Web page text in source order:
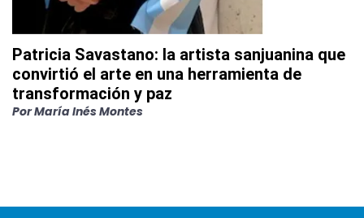
Patricia Savastano: la artista sanjuanina que
convirtió el arte en una herramienta de
transformación y paz
PorMaría Inés Montes